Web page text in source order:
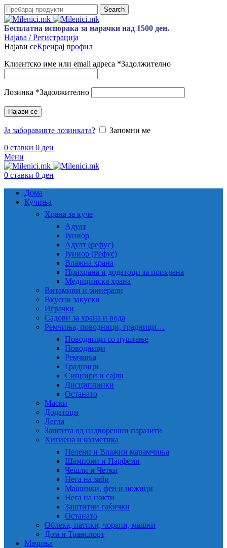
Search
Бесплатна испорака за нарачки над 1500 ден.
Најава / Регистрација
Најави сеКреирај профил
Клиентско име или email адреса *Задолжително
Лозинка *Задолжително
Најави се
Ја заборавивте лозинката?
Запомни ме
0 ставки 0 ден
Мени
0 ставки 0 ден
Дома
Кучиња
Храна за куче
Адулт
Јуниор
Адулт (рефус)
Јуниор (Рефус)
Влажна храна
Прихрана и додатоци за прихрана
Медицинска храна
Витамини и минерали
Вкусни закуски
Играчки
Садови за храна и вода
Ремчиња, поводници, градници…
Поводници со пуштање
Поводници
Ремчиња
Градници
Синџири и сајли
Дисциплинки
Останато
Маски
Додатоци
Легла
Заштита од надворешни паразити
Хигиена и козметика
Пелени и Влажни марамчиња
Шампони и Парфеми
Чешли и Четки
Нега на заби
Машинки, фен и ножици
Нега на нокти
Заштитни гаќички
Останато
Облека, патики, чорапи, машни
Дом и Транспорт
Мачиња